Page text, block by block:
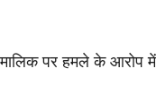
पर हमले के आरोप में